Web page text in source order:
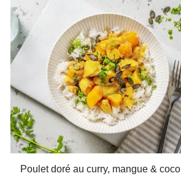
Poulet doré au curry, mangue & coco